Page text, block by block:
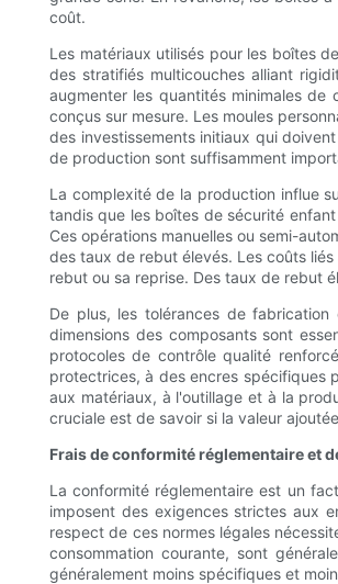
coût.
Les matériaux utilisés pour les boîtes
des stratifiés multicouches alliant
augmenter les quantités minimales de
conçus sur mesure. Les moules
des investissements initiaux qui
de production sont suffisamment
La complexité de la production influe
tandis que les boîtes de sécurité
Ces opérations manuelles ou semi-
des taux de rebut élevés. Les coûts
rebut ou sa reprise. Des taux de rebut
De plus, les tolérances de
dimensions des composants sont
protocoles de contrôle qualité
protectrices, à des encres spécifiques
aux matériaux, à l'outillage et à la
cruciale est de savoir si la valeur
Frais de conformité réglementaire et
La conformité réglementaire est un
imposent des exigences strictes aux
respect de ces normes légales
consommation courante, sont
généralement moins spécifiques et